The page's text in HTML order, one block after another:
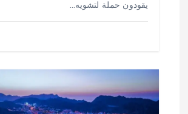
يقودون حملة لتشويه…